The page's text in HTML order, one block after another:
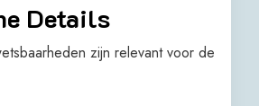
Details
zijn relevant voor de